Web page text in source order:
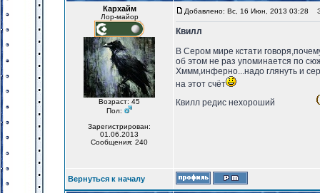
Кархайм
Лор-майор
Возраст: 45
Пол:
Зарегистрирован:
01.06.2013
Сообщения: 240
Добавлено: Вс, 16 Июн, 2013 03:28
Квилл
В Сером мире кстати
об этом не раз упоминается по
Хммм,инферно...надо глянуть и
на этот счёт
Квилл редис нехороший
Вернуться к началу